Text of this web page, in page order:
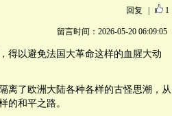
回复 1
留言时间：2026-05-20 06:09:05
得以避免法国大革命这样的血腥大动
离了欧洲大陆各种各样的古怪思潮，从
的和平之路。